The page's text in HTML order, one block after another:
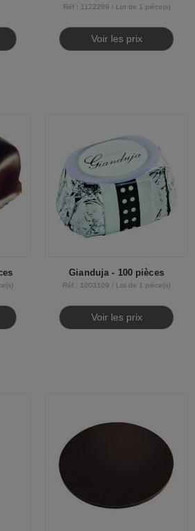
Réf : 1122289 / Lot de 1 pièce(s)
Voir les prix
Gianduja - 100 pièces
Réf : 1003109 / Lot de 1 pièce(s)
Voir les prix